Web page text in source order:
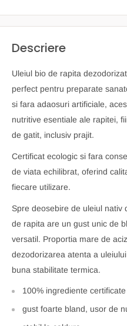
Descriere
Uleiul bio de rapita
perfect pentru preparate
si fara adaosuri artificiale,
nutritive esentiale ale rapitei,
de gatit, inclusiv prajit.
Certificat ecologic si fara
de viata echilibrat, oferind
fiecare utilizare.
Spre deosebire de uleiul nativ
de rapita are un gust unic de
versatil. Proportia mare de
dezodorizarea atenta a
buna stabilitate termica.
100% ingrediente
gust foarte bland, usor de